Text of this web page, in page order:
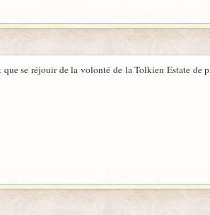
se réjouir de la volonté de la Tolkien Estate de